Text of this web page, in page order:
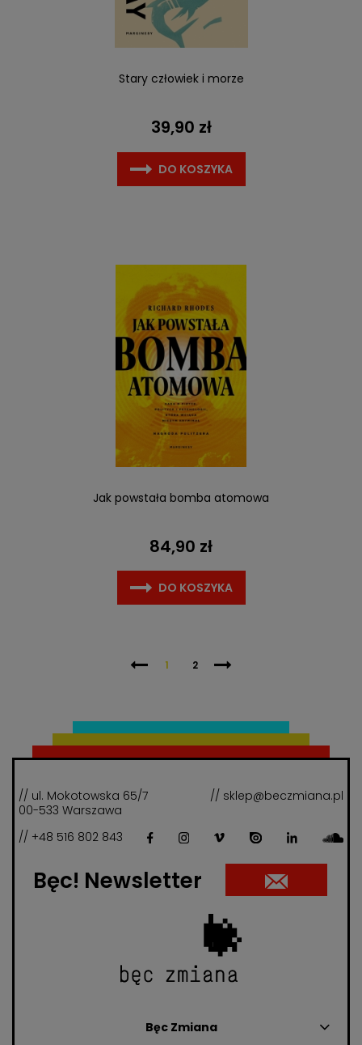
Stary człowiek i morze
39,90 zł
DO KOSZYKA
Jak powstała bomba atomowa
84,90 zł
DO KOSZYKA
1 2
// ul. Mokotowska 65/7
00-533 Warszawa
// sklep@beczmiana.pl
// +48 516 802 843
Bęc! Newsletter
Bęc Zmiana